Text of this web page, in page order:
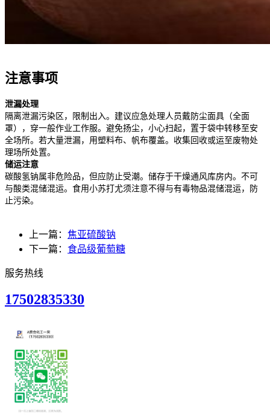
注意事项
泄漏处理
隔离泄漏污染区，限制出入。建议应急处理人员戴防尘面具（全面
罩），穿一般作业工作服。避免扬尘，小心扫起，置于袋中转移至安
全场所。若大量泄漏，用塑料布、 帆布覆盖。收集回收或运至废物处
理场所处置。
储运注意
碳酸氢钠属非危险品，但应防止受潮。储存于干燥通风库房内。不可
与酸类混储混运。食用小苏打尤须注意不得与有毒物品混储混运，防
止污染。
上一篇： 焦亚硫酸钠
下一篇： 食品级葡萄糖
服务热线
17502835330